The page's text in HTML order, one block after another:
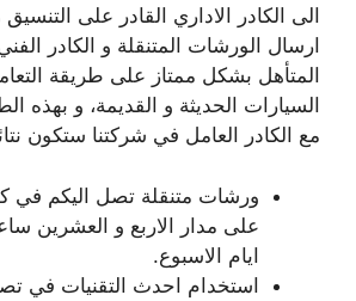
الى الكادر الاداري القادر على
ارسال الورشات المتنقلة و الكادر
المتأهل بشكل ممتاز على طريقة
السيارات الحديثة و القديمة، و بهذه
مع الكادر العامل في شركتنا ستكون
ورشات متنقلة تصل اليكم في
على مدار الاربع و العشرين
ايام الاسبوع.
استخدام احدث التقنيات في